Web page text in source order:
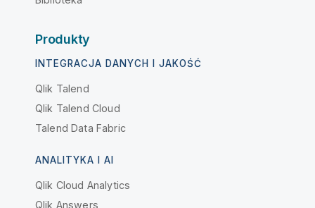
Produkty
INTEGRACJA DANYCH I JAKOŚĆ
Qlik Talend
Qlik Talend Cloud
Talend Data Fabric
ANALITYKA I AI
Qlik Cloud Analytics
Qlik Answers